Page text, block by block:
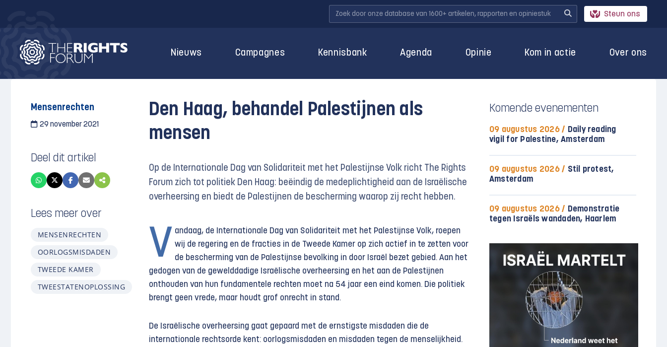
Steun ons
Nieuws Campagnes Kennisbank Agenda Opinie Kom in actie Over ons
Mensenrechten
29 november 2021
Deel dit artikel
Lees meer over
MENSENRECHTEN
OORLOGSMISDADEN
TWEEDE KAMER
TWEESTATENOPLOSSING
Den Haag, behandel Palestijnen als
mensen
Op de Internationale Dag van Solidariteit met het Palestijnse Volk richt The Rights
Forum zich tot politiek Den Haag: beëindig de medeplichtigheid aan de Israëlische
overheersing en biedt de Palestijnen de bescherming waarop zij recht hebben.
V andaag, de Internationale Dag van Solidariteit met het Palestijnse Volk, roepen
wij de regering en de fracties in de Tweede Kamer op zich actief in te zetten voor
de bescherming van de Palestijnse bevolking in door Israël bezet gebied. Aan het
gedogen van de gewelddadige Israëlische overheersing en het aan de Palestijnen
onthouden van hun fundamentele rechten moet na 54 jaar een eind komen. Die politiek
brengt geen vrede, maar houdt grof onrecht in stand.
De Israëlische overheersing gaat gepaard met de ernstigste misdaden die de
internationale rechtsorde kent: oorlogsmisdaden en misdaden tegen de menselijkheid.
Komende evenementen
09 augustus 2026 / Daily reading
vigil for Palestine, Amsterdam
09 augustus 2026 / Stil protest,
Amsterdam
09 augustus 2026 / Demonstratie
tegen Israëls wandaden, Haarlem